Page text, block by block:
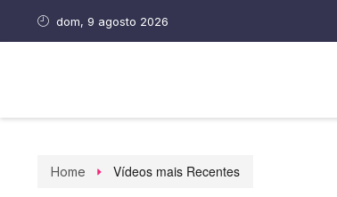
dom, 9 agosto 2026
Home Vídeos mais Recentes